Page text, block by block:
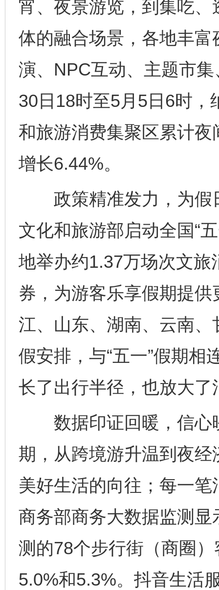
宵、夜景游览，到集吃
体的融合场景，各地丰
演、NPC互动、主题市
30日18时至5月5日6时，
和旅游消费集聚区累计
增长6.44%。
政策精准发力，为假
文化和旅游部启动全国“
地举办约1.37万场次文
券，为游客乐享假期提
江、山东、湖南、云南
假安排，与“五一”假期相
长了出行半径，也放大了
数据印证回暖，信心
期，从跨境游升温到夜
美好生活的向往；每一
商务部商务大数据监测
测的78个步行街（商圈
5.0%和5.3%。抖音生活